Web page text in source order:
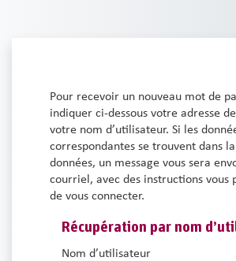
Pour recevoir un nouveau mot de
indiquer ci-dessous votre adresse
votre nom d’utilisateur. Si les
correspondantes se trouvent dans
données, un message vous sera
courriel, avec des instructions vous
de vous connecter.
Récupération par nom
Récupération par nom
Nom d’utilisateur